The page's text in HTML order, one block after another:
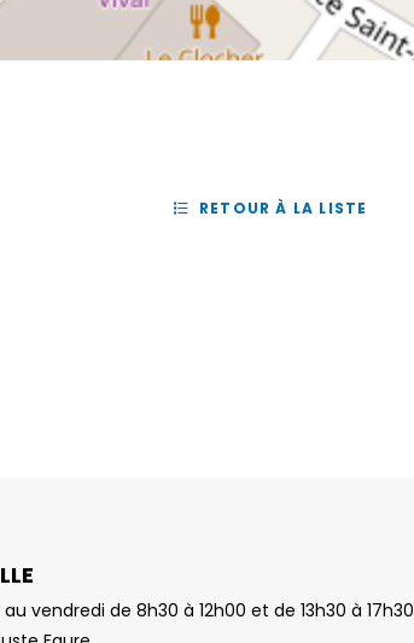
RETOUR À LA LISTE
vendredi de 8h30 à 12h00 et de 13h30 à 17h30